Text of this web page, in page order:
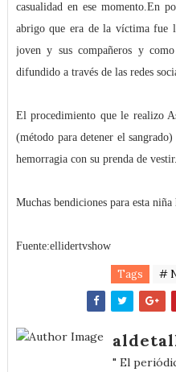
casualidad en ese momento.En
abrigo que era de la víctima fue
joven y sus compañeros y
difundido a través de las redes
El procedimiento que le realizo
(método para detener el
hemorragia con su prenda de vestir.
Muchas bendiciones para esta niña
Fuente:ellidertvshow
Tags #
" El